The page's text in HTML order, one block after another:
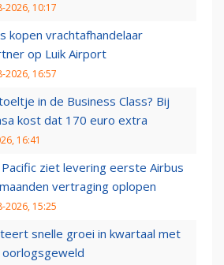
2026, 10:17
kopen vrachtafhandelaar
op Luik Airport
2026, 16:57
in de Business Class? Bij
kost dat 170 euro extra
16:41
ziet levering eerste Airbus
vertraging oplopen
2026, 15:25
snelle groei in kwartaal met